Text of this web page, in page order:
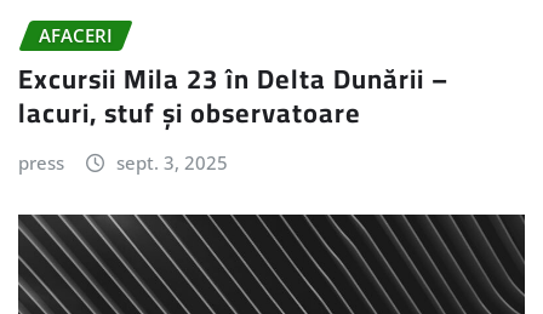
AFACERI
Excursii Mila 23 în Delta Dunării –
lacuri, stuf și observatoare
press sept. 3, 2025